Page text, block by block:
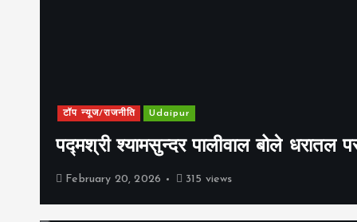
टॉप न्यूज/राजनीति Udaipur
पद्मश्री श्यामसुन्दर पालीवाल बोले धरातल
February 20, 2026 315 views